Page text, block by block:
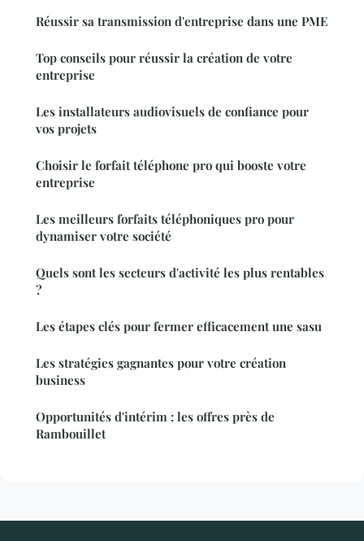
Réussir sa transmission d'entreprise dans une PME
Top conseils pour réussir la création de votre
entreprise
Les installateurs audiovisuels de confiance pour
vos projets
Choisir le forfait téléphone pro qui booste votre
entreprise
Les meilleurs forfaits téléphoniques pro pour
dynamiser votre société
Quels sont les secteurs d'activité les plus rentables
?
Les étapes clés pour fermer efficacement une sasu
Les stratégies gagnantes pour votre création
business
Opportunités d'intérim : les offres près de
Rambouillet